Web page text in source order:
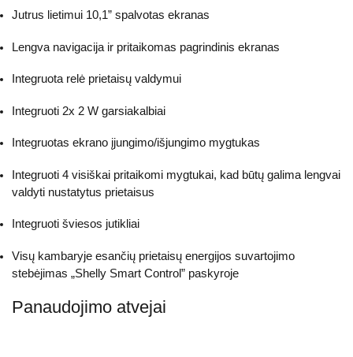
Jutrus lietimui 10,1” spalvotas ekranas
Lengva navigacija ir pritaikomas pagrindinis ekranas
Integruota relė prietaisų valdymui
Integruoti 2x 2 W garsiakalbiai
Integruotas ekrano įjungimo/išjungimo mygtukas
Integruoti 4 visiškai pritaikomi mygtukai, kad būtų galima lengvai
valdyti nustatytus prietaisus
Integruoti šviesos jutikliai
Visų kambaryje esančių prietaisų energijos suvartojimo
stebėjimas „Shelly Smart Control” paskyroje
Panaudojimo atvejai